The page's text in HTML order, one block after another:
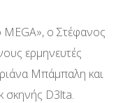
MEGΑ», o Στέφανος
ερμηνευτές
Μπάμπαλη και
σκηνής D3lta.